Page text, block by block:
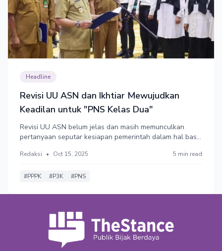
Headline
Revisi UU ASN dan Ikhtiar Mewujudkan
Keadilan untuk "PNS Kelas Dua"
Revisi UU ASN belum jelas dan masih memunculkan
pertanyaan seputar kesiapan pemerintah dalam hal basis
pemindahan kewenangan pengangkatan, mutasi, dan
yang berujung sentralisasi.
Redaksi • Oct 15, 2025 5 min read
#PPPK #P3K #PNS